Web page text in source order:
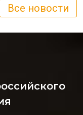
Все новости